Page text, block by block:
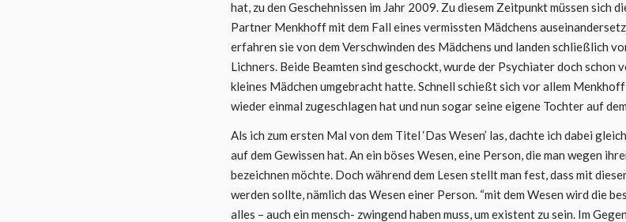
hat, zu den Geschehnissen im Jahr 2009. Zu diesem Zeitpunkt müssen sich
Partner Menkhoff mit dem Fall eines vermissten Mädchens
erfahren sie von dem Verschwinden des Mädchens und landen schließlich
Lichners. Beide Beamten sind geschockt, wurde der Psychiater doch schon
kleines Mädchen umgebracht hatte. Schnell schießt sich vor allem
wieder einmal zugeschlagen hat und nun sogar seine eigene Tochter auf
Als ich zum ersten Mal von dem Titel ‘Das Wesen’ las, dachte ich dabei
auf dem Gewissen hat. An ein böses Wesen, eine Person, die man wegen
bezeichnen möchte. Doch während dem Lesen stellt man fest, dass mit
werden sollte, nämlich das Wesen einer Person. “mit dem Wesen wird die
alles – auch ein mensch- zwingend haben muss, um existent zu sein. Im